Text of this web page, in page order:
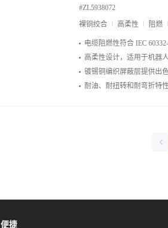
#ZL5938072
裸铜绞合
高柔性 阻燃
电缆阻燃性符合 IEC
高柔性设计，适用于机器
镀锡铜编织屏蔽层提供出
耐油、耐扭转和耐弯折特
便捷